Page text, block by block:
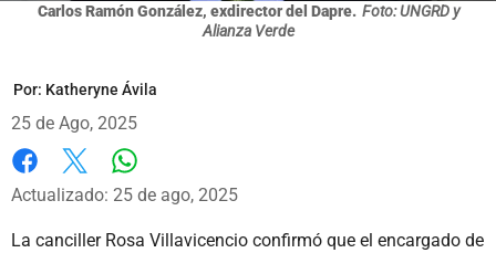
Carlos Ramón González, exdirector del Dapre. Foto: UNGRD y
Alianza Verde
Por: Katheryne Ávila
25 de Ago, 2025
Facebook
X
Actualizado: 25 de ago, 2025
La canciller Rosa Villavicencio confirmó que el encargado de